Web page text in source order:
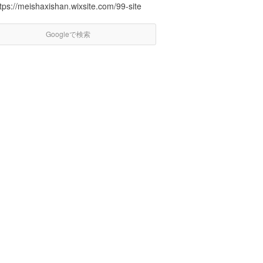
meishaxishan.wixsite.com/99-site
Googleで検索